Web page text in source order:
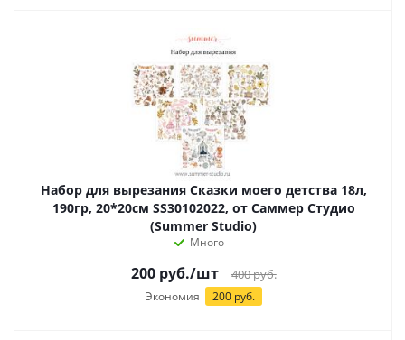
Набор для вырезания Сказки моего детства 18л,
190гр, 20*20см SS30102022, от Саммер Студио
(Summer Studio)
Много
200руб./шт 400руб.
Экономия 200 руб.